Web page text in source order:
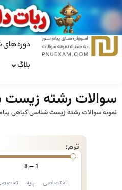
دوره های
بلاگ
سوالات رشته زیست
نمونه سوالات رشته زیست شناسی گیاهی پیام نور (111211) که شامل ۷۲ درس مجموعا ۱۳۵ واحد تخصصی و پایه می‌شوند را می‌توانید به رایگان به همراه پاسخنامه از
ترم:
1
—
8
اختصاصی پایه